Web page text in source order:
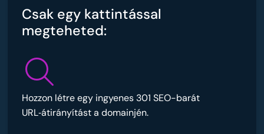
Csak egy kattintással
megteheted:
Hozzon létre egy ingyenes 301 SEO-barát
URL‑átirányítást a domainjén.